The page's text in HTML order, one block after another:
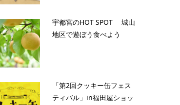
宇都宮のHOT SPOT 城山
地区で遊ぼう食べよう
「第2回クッキー缶フェス
ティバル」in福田屋ショッ